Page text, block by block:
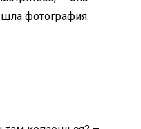
фотография.